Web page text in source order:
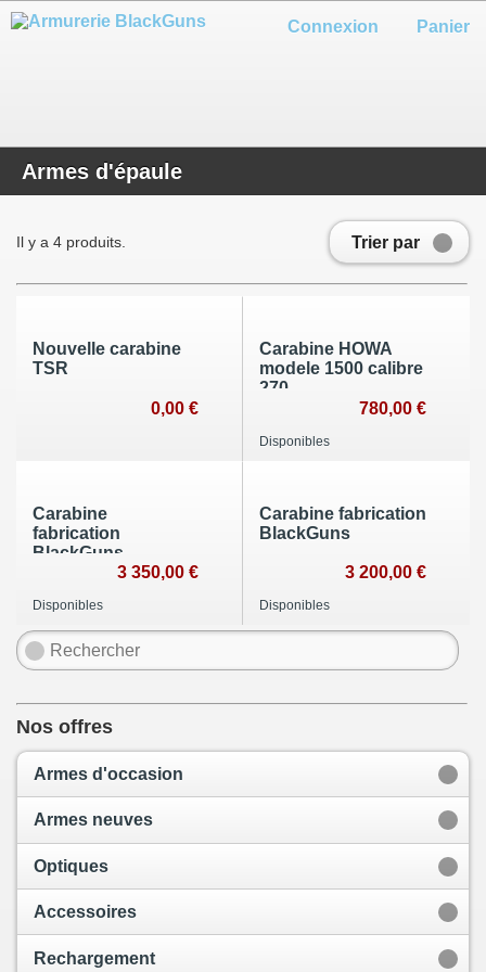
Panier
Connexion
Armes d'épaule
Trier par
Il y a 4 produits.
Nouvelle carabine
TSR
0,00 €
Carabine HOWA
modele 1500 calibre
270
780,00 €
Disponibles
Carabine
fabrication
BlackGuns
3 350,00 €
Disponibles
Carabine fabrication
BlackGuns
3 200,00 €
Disponibles
Nos offres
Armes d'occasion
Armes neuves
Optiques
Accessoires
Rechargement